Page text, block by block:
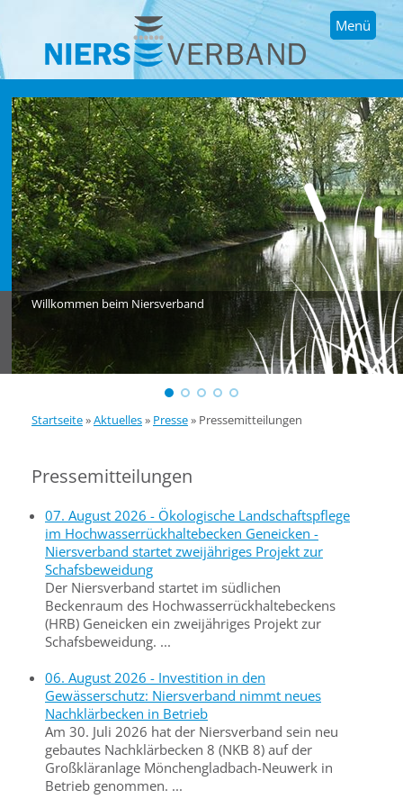
Menü
Willkommen beim Niersverband
Startseite»Aktuelles» Presse» Pressemitteilungen
Pressemitteilungen
07. August 2026 - Ökologische Landschaftspflege
im Hochwasserrückhaltebecken Geneicken -
Niersverband startet zweijähriges Projekt zur
Schafsbeweidung
Der Niersverband startet im südlichen
Beckenraum des Hochwasserrückhaltebeckens
(HRB) Geneicken ein zweijähriges Projekt zur
Schafsbeweidung. ...
06. August 2026 - Investition in den
Gewässerschutz: Niersverband nimmt neues
Nachklärbecken in Betrieb
Am 30. Juli 2026 hat der Niersverband sein neu
gebautes Nachklärbecken 8 (NKB 8) auf der
Großkläranlage Mönchengladbach-Neuwerk in
Betrieb genommen. ...